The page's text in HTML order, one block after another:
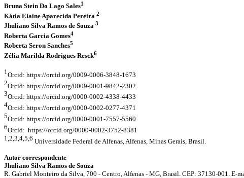
Bruna Stein Do Lago Sales1
Kátia Elaine Aparecida Pereira 2
Jhuliano Silva Ramos de Souza 3
Roberta Garcia Gomes4
Roberta Seron Sanches5
Zélia Marilda Rodrigues Resck6
1 Orcid: https://orcid.org/0009-0006-3848-1673
2Orcid: https://orcid.org/0009-0001-9842-2302
3Orcid: https://orcid.org/0000-0002-4338-4433
4Orcid: https://orcid.org/0000-0002-0277-4371
5Orcid: https://orcid.org/0000-0001-7557-5560
6Orcid: https://orcid.org/0000-0002-3752-8381
1,2,3,4,5,6 Universidade Federal de Alfenas, Alfenas, Minas Gerais, Brasil.
Autor correspondente
Jhuliano Silva Ramos de Souza
R. Gabriel Monteiro da Silva, 700 - Centro, Alfenas - MG, Brasil. CEP: 37130-001. E-